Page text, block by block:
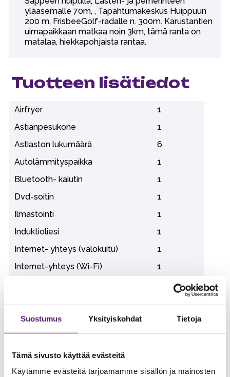
Suostumus Yksityiskohdat Tietoja
Tämä sivusto käyttää evästeitä
Käytämme evästeitä tarjoamamme sisällön ja mainosten
yläasemalle 70m, , Tapahtumakeskus Huippuun
200 m, FrisbeeGolf-radalle n. 300m. Karustantien
uimapaikkaan matkaa noin 3km, tämä ranta on
matalaa, hiekkapohjaista rantaa.
Tuotteen lisätiedot
Airfryer
1
Astianpesukone
1
Astiaston lukumäärä
6
Autolämmityspaikka
1
Bluetooth- kaiutin
1
Dvd-soitin
1
Ilmastointi
1
Induktioliesi
1
Internet- yhteys (valokuitu)
1
Internet-yhteys (Wi-Fi)
1
Kahvinkeitin
Kuivauskaappi
1
Leivänpaahdin
Lemmikkieläimet sallittu
1